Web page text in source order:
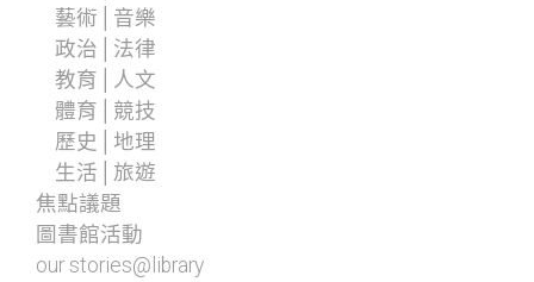
藝術│音樂
政治│法律
教育│人文
體育│競技
歷史│地理
生活│旅遊
焦點議題
圖書館活動
our stories@library